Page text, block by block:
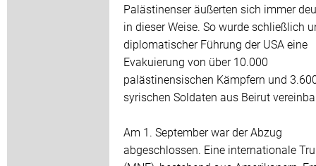
Palästinenser äußerten sich immer
in dieser Weise. So wurde schließlich
diplomatischer Führung der USA eine
Evakuierung von über 10.000
palästinensischen Kämpfern und
syrischen Soldaten aus Beirut
Am 1. September war der Abzug
abgeschlossen. Eine internationale